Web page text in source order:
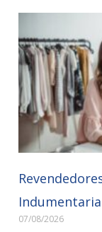
Indumentaria
07/08/2026